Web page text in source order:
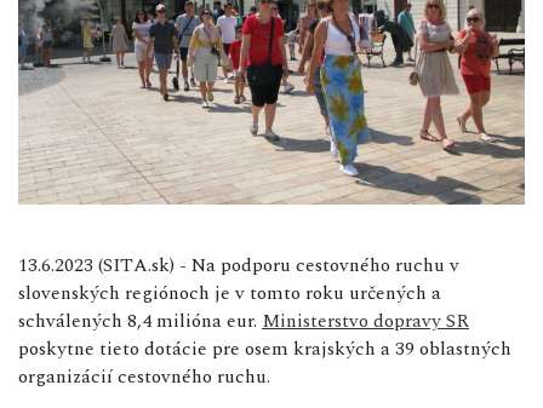
13.6.2023 (SITA.sk) - Na podporu cestovného ruchu v
slovenských regiónoch je v tomto roku určených a
schválených 8,4 milióna eur. Ministerstvo dopravy SR
poskytne tieto dotácie pre osem krajských a 39 oblastných
organizácií cestovného ruchu.